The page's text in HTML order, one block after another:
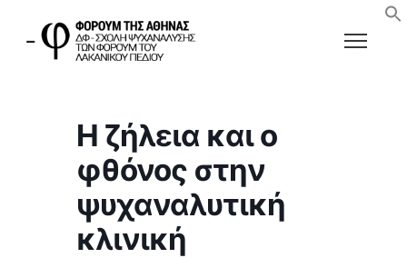
Η ζήλεια και ο
φθόνος στην
ψυχαναλυτική
κλινική